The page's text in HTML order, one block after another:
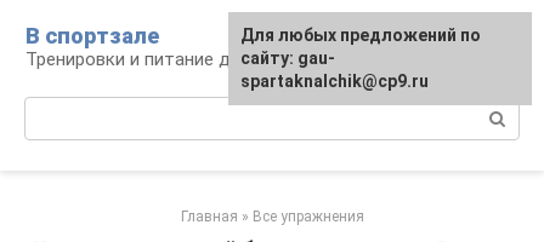
контенту
В спортзале
Тренировки и питание для здоровья
Главная » Все упражнения
Для любых предложений по
сайту: gau-
spartaknalchik@cp9.ru